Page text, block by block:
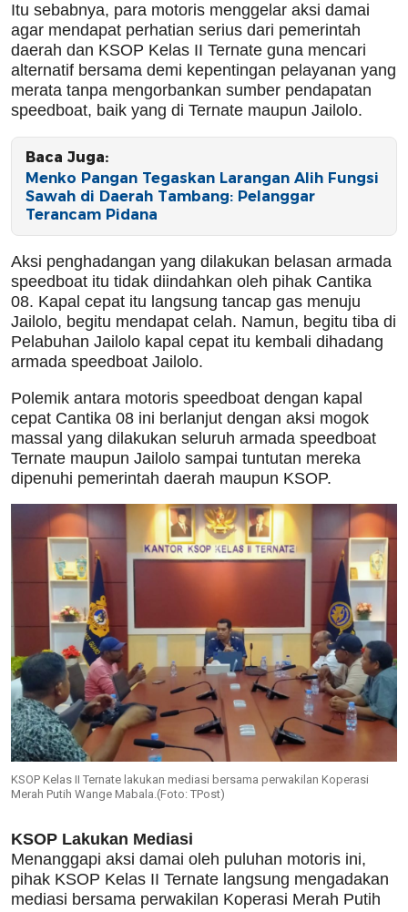
Itu sebabnya, para motoris menggelar aksi damai
agar mendapat perhatian serius dari pemerintah
daerah dan KSOP Kelas II Ternate guna mencari
alternatif bersama demi kepentingan pelayanan yang
merata tanpa mengorbankan sumber pendapatan
speedboat, baik yang di Ternate maupun Jailolo.
Baca Juga:
Menko Pangan Tegaskan Larangan Alih Fungsi
Sawah di Daerah Tambang: Pelanggar
Terancam Pidana
Aksi penghadangan yang dilakukan belasan armada
speedboat itu tidak diindahkan oleh pihak Cantika
08. Kapal cepat itu langsung tancap gas menuju
Jailolo, begitu mendapat celah. Namun, begitu tiba di
Pelabuhan Jailolo kapal cepat itu kembali dihadang
armada speedboat Jailolo.
Polemik antara motoris speedboat dengan kapal
cepat Cantika 08 ini berlanjut dengan aksi mogok
massal yang dilakukan seluruh armada speedboat
Ternate maupun Jailolo sampai tuntutan mereka
dipenuhi pemerintah daerah maupun KSOP.
KSOP Kelas II Ternate lakukan mediasi bersama perwakilan Koperasi
Merah Putih Wange Mabala.(Foto: TPost)
KSOP Lakukan Mediasi
Menanggapi aksi damai oleh puluhan motoris ini,
pihak KSOP Kelas II Ternate langsung mengadakan
mediasi bersama perwakilan Koperasi Merah Putih